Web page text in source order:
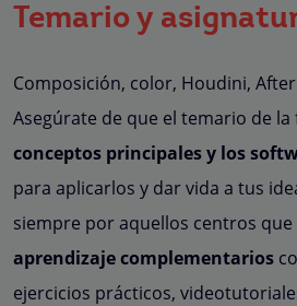
Temario y
Composición, color, Houdini,
Asegúrate de que el temario de
conceptos principales y los
para aplicarlos y dar vida a tus
siempre por aquellos centros que
aprendizaje complementarios
ejercicios prácticos,